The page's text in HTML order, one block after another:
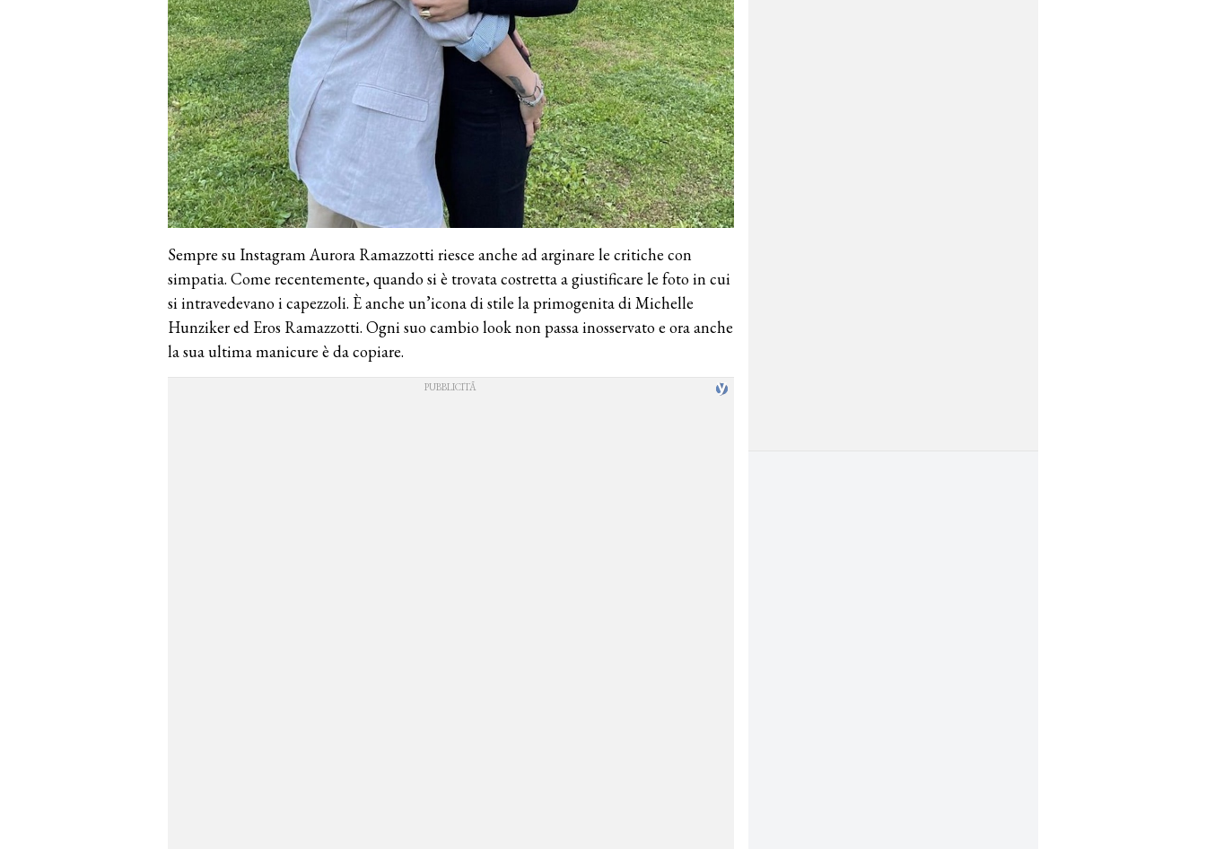
Sempre su Instagram Aurora Ramazzotti riesce anche ad arginare le critiche con
simpatia. Come recentemente, quando si è trovata costretta a giustificare le foto in cui
si intravedevano i capezzoli. È anche un’icona di stile la primogenita di Michelle
Hunziker ed Eros Ramazzotti. Ogni suo cambio look non passa inosservato e ora anche
la sua ultima manicure è da copiare.